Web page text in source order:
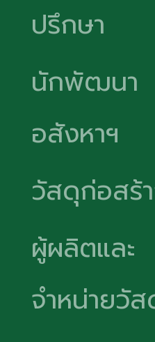
ปรึกษา
นักพัฒนา
อสังหาฯ
วัสดุก่อสร้
ผู้ผลิตและ
จำหน่ายวั